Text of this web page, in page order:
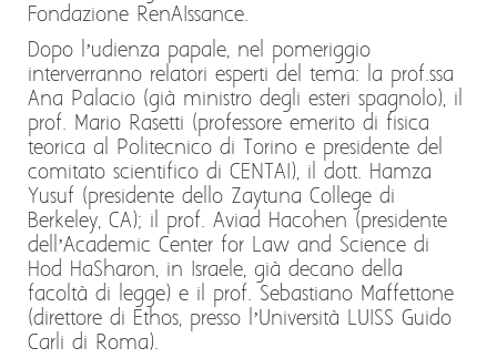
Fondazione RenAIssance.
Dopo l’udienza papale, nel pomeriggio
interverranno relatori esperti del tema: la prof.ssa
Ana Palacio (già ministro degli esteri spagnolo), il
prof. Mario Rasetti (professore emerito di fisica
teorica al Politecnico di Torino e presidente del
comitato scientifico di CENTAI), il dott. Hamza
Yusuf (presidente dello Zaytuna College di
Berkeley, CA); il prof. Aviad Hacohen (presidente
dell’Academic Center for Law and Science di
Hod HaSharon, in Israele, già decano della
facoltà di legge) e il prof. Sebastiano Maffettone
(direttore di Ethos, presso l’Università LUISS Guido
Carli di Roma).